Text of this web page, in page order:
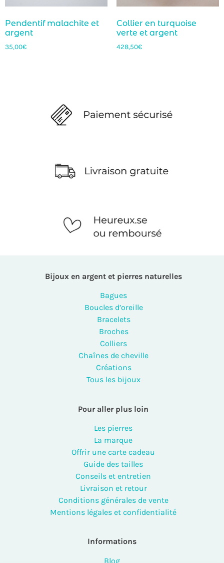
Pendentif malachite et
argent
35,00€
Collier en turquoise
verte et argent
428,50€
Bijoux en argent et pierres naturelles
Bagues
Boucles d’oreille
Bracelets
Broches
Colliers
Chaînes de cheville
Créations
Tous les bijoux
Pour aller plus loin
Les pierres
La marque
Offrir une carte cadeau
Guide des tailles
Conseils et entretien
Livraison et retour
Conditions générales de vente
Mentions légales et confidentialité
Informations
Blog